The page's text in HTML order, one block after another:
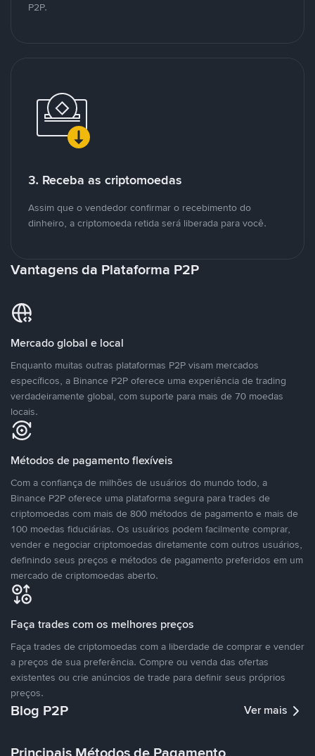
P2P.
3. Receba as criptomoedas
Assim que o vendedor confirmar o recebimento do
dinheiro, a criptomoeda retida será liberada para você.
Vantagens da Plataforma P2P
Mercado global e local
Enquanto muitas outras plataformas P2P visam mercados
específicos, a Binance P2P oferece uma experiência de trading
verdadeiramente global, com suporte para mais de 70 moedas
locais.
Métodos de pagamento flexíveis
Com a confiança de milhões de usuários do mundo todo, a
Binance P2P oferece uma plataforma segura para trades de
criptomoedas com mais de 800 métodos de pagamento e mais de
100 moedas fiduciárias. Os usuários podem facilmente comprar,
vender e negociar criptomoedas diretamente com outros usuários,
definindo seus preços e métodos de pagamento preferidos em um
mercado de criptomoedas aberto.
Faça trades com os melhores preços
Faça trades de criptomoedas com a liberdade de comprar e vender
a preços de sua preferência. Compre ou venda das ofertas
existentes ou crie anúncios de trade para definir seus próprios
preços.
Blog P2P Ver mais